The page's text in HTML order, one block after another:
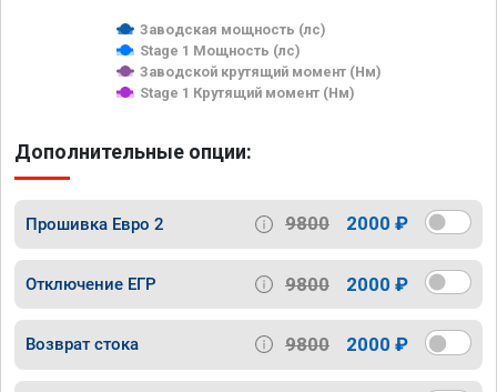
Заводская мощность (лс)
Stage 1 Мощность (лс)
Заводской крутящий момент (Нм)
Stage 1 Крутящий момент (Нм)
Дополнительные опции:
Прошивка Евро 2 9800 2000 ₽
Отключение ЕГР 9800 2000 ₽
Возврат стока 9800 2000 ₽